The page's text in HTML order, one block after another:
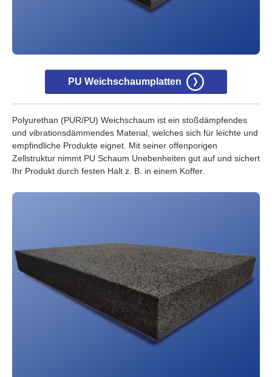
PU Weichschaumplatten
Polyurethan (PUR/PU) Weichschaum ist ein stoßdämpfendes
und vibrationsdämmendes Material, welches sich für leichte und
empfindliche Produkte eignet. Mit seiner offenporigen
Zellstruktur nimmt PU Schaum Unebenheiten gut auf und sichert
Ihr Produkt durch festen Halt z. B. in einem Koffer.